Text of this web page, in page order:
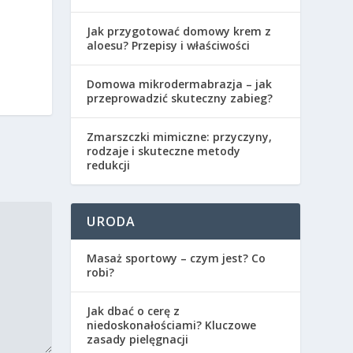
Jak przygotować domowy krem z
aloesu? Przepisy i właściwości
Domowa mikrodermabrazja – jak
przeprowadzić skuteczny zabieg?
Zmarszczki mimiczne: przyczyny,
rodzaje i skuteczne metody
redukcji
URODA
Masaż sportowy – czym jest? Co
robi?
Jak dbać o cerę z
niedoskonałościami? Kluczowe
zasady pielęgnacji